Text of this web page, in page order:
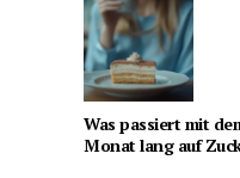
Was passiert mit
Monat lang auf